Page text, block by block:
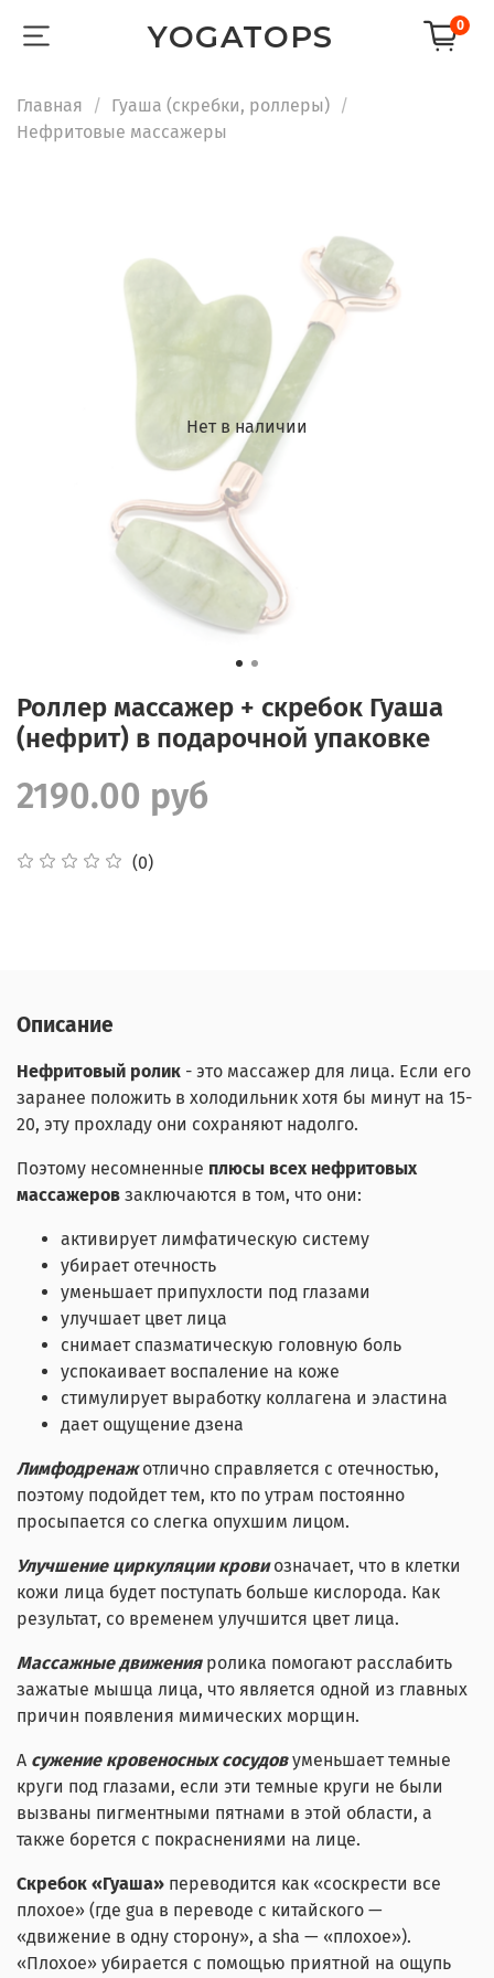
YOGATOPS 0
Главная
Гуаша (скребки, роллеры)
Нефритовые массажеры
Нет в наличии
Роллер массажер + скребок Гуаша
(нефрит) в подарочной упаковке
(0)
2190.00 руб
Описание
Нефритовый ролик - это массажер для лица. Если его
заранее положить в холодильник хотя бы минут на 15-
20, эту прохладу они сохраняют надолго.
Поэтому несомненные плюсы всех нефритовых
массажеров заключаются в том, что они:
активирует лимфатическую систему
убирает отечность
уменьшает припухлости под глазами
улучшает цвет лица
снимает спазматическую головную боль
успокаивает воспаление на коже
стимулирует выработку коллагена и эластина
дает ощущение дзена
Лимфодренажотлично справляется с отечностью,
поэтому подойдет тем, кто по утрам постоянно
просыпается со слегка опухшим лицом.
Улучшение циркуляции крови означает, что в клетки
кожи лица будет поступать больше кислорода. Как
результат, со временем улучшится цвет лица.
Массажные движения ролика помогают расслабить
зажатые мышца лица, что является одной из главных
причин появления мимических морщин.
А сужение кровеносных сосудовуменьшает темные
круги под глазами, если эти темные круги не были
вызваны пигментными пятнами в этой области, а
также борется с покраснениями на лице.
Скребок «Гуаша» переводится как «соскрести все
плохое» (где gua в переводе с китайского —
«движение в одну сторону», а sha — «плохое»).
«Плохое» убирается с помощью приятной на ощупь